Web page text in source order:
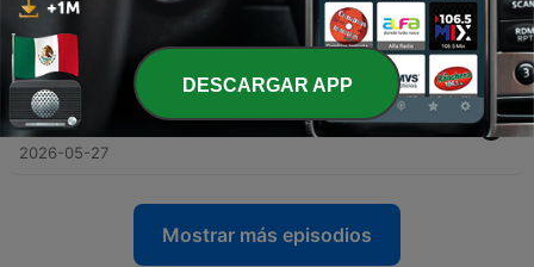
139 - Música de guardia (03/06/2026): Valeria Castro
y José Mercé
2026-06-03
138 - Música de guardia (27/05/2026): Agenda y
novedades
2026-05-27
Mostrar más episodios
DESCARGAR APP